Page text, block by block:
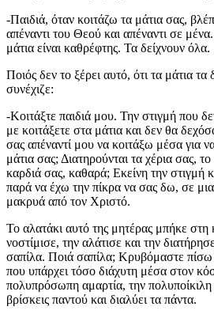
-Παιδιά, όταν κοιτάζω τα μάτια σας,
απέναντι του Θεού και απέναντι σε
μάτια είναι καθρέφτης. Τα δείχνουν όλα.
Ποιός δεν το ξέρει αυτό, ότι τα μάτια τα
συνέχιζε:
-Κοιτάξτε παιδιά μου. Την στιγμή που
με κοιτάξετε στα μάτια και δεν θα
σας απέναντί μου να κοιτάξω μέσα για
μάτια σας; Διατηρούνται τα χέρια σας,
καρδιά σας, καθαρά; Εκείνη την στιγμή
παρά να έχω την πίκρα να σας δω, σε
μακρυά από τον Χριστό.
Το αλατάκι αυτό της μητέρας μπήκε στη
νοστίμισε, την αλάτισε και την
σαπίλα. Ποιά σαπίλα; Κρυβόμαστε
που υπάρχει τόσο διάχυτη μέσα στον
πολυπρόσωπη αμαρτία, την
βρίσκεις παντού και διαλύει τα πάντα.